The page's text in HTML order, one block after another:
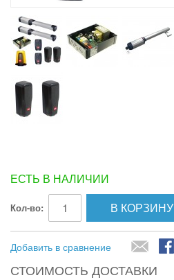
ЕСТЬ В НАЛИЧИИ
Кол-во: В КОРЗИНУ
Добавить в сравнение
СТОИМОСТЬ ДОСТАВКИ